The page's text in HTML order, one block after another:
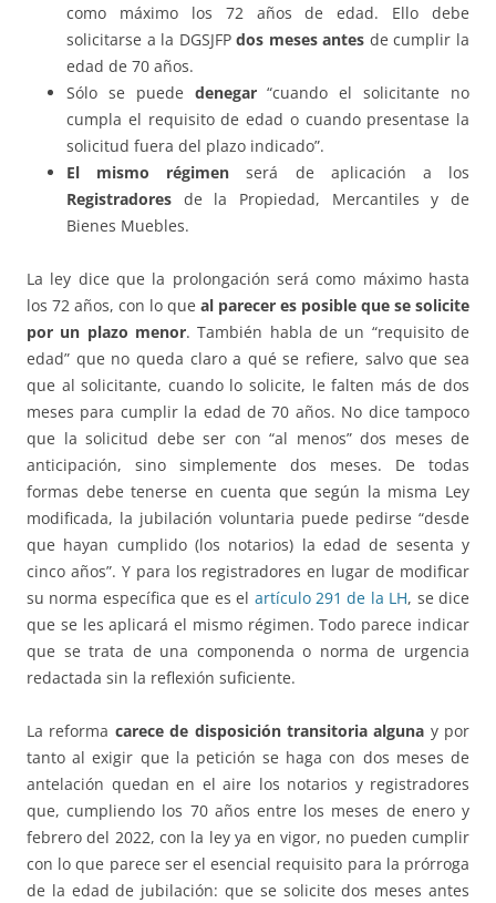
como máximo los 72 años de edad. Ello debe
solicitarse a la DGSJFPdos meses antes de cumplir la
edad de 70 años.
Sólo se puede denegar“cuando el solicitante no
cumpla el requisito de edad o cuando presentase la
solicitud fuera del plazo indicado”.
El mismo régimen será de aplicación a los
Registradores de la Propiedad, Mercantiles y de
Bienes Muebles.
La ley dice que la prolongación será como máximo hasta
los 72 años, con lo que al parecer es posible que se solicite
por un plazo menor. También habla de un “requisito de
edad” que no queda claro a qué se refiere, salvo que sea
que al solicitante, cuando lo solicite, le falten más de dos
meses para cumplir la edad de 70 años. No dice tampoco
que la solicitud debe ser con “al menos” dos meses de
anticipación, sino simplemente dos meses. De todas
formas debe tenerse en cuenta que según la misma Ley
modificada, la jubilación voluntaria puede pedirse “desde
que hayan cumplido (los notarios) la edad de sesenta y
cinco años”. Y para los registradores en lugar de modificar
su norma específica que es el artículo 291 de la LH, se dice
que se les aplicará el mismo régimen. Todo parece indicar
que se trata de una componenda o norma de urgencia
redactada sin la reflexión suficiente.
La reforma carece de disposición transitoria alguna y por
tanto al exigir que la petición se haga con dos meses de
antelación quedan en el aire los notarios y registradores
que, cumpliendo los 70 años entre los meses de enero y
febrero del 2022, con la ley ya en vigor, no pueden cumplir
con lo que parece ser el esencial requisito para la prórroga
de la edad de jubilación: que se solicite dos meses antes